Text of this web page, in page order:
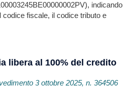
indicando
codice fiscale, il codice tributo e
libera al 100% del credito
3 ottobre 2025, n. 364506